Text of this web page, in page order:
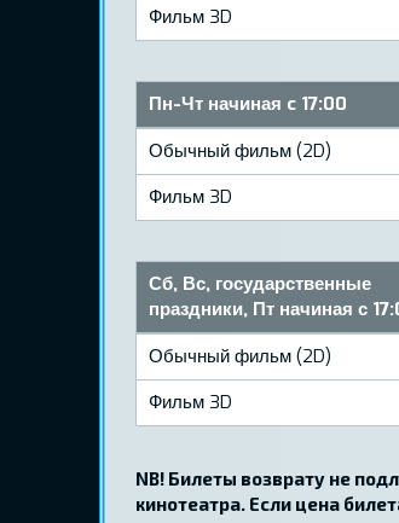
Фильм 3D
Пн-Чт начиная c 17:00
Обычный фильм (2D)
Фильм 3D
Сб, Вс, государственные
праздники, Пт начиная с
Обычный фильм (2D)
Фильм 3D
NB! Билеты возврату не
кинотеатра. Если цена